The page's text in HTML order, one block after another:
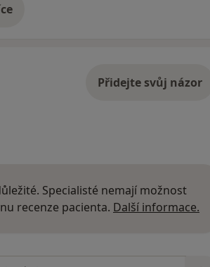
o adrese
Přidejte svůj názor
Specialisté nemají možnost
recenze pacienta. Další informace.